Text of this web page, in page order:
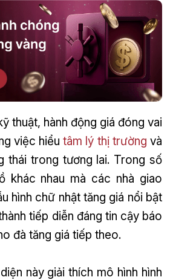
thuật, hành động giá đóng vai
việc hiểutâm lý thị trường và
thái trong tương lai. Trong số
khác nhau mà các nhà giao
hình chữ nhật tăng giá nổi bật
tiếp diễn đáng tin cậy báo
đà tăng giá tiếp theo.
này giải thích mô hình hình